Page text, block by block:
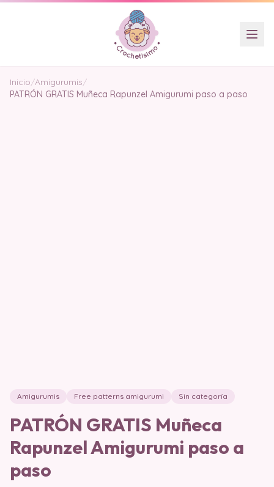
Inicio/Amigurumis/
PATRÓN GRATIS Muñeca Rapunzel Amigurumi paso a paso
Amigurumis Free patterns amigurumi Sin categoría
PATRÓN GRATIS Muñeca
Rapunzel Amigurumi paso a
paso